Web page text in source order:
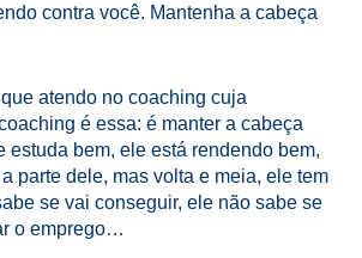
contra você. Mantenha a cabeça
atendo no coaching cuja
é essa: é manter a cabeça
estuda bem, ele está rendendo bem,
parte dele, mas volta e meia, ele tem
se vai conseguir, ele não sabe se
o emprego…